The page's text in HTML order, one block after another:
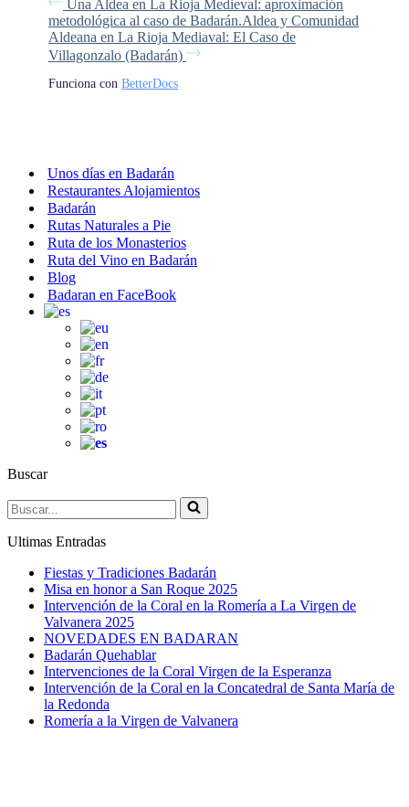
Una Aldea en La Rioja Medieval: aproximación
metodológica al caso de Badarán.Aldea y Comunidad
Aldeana en La Rioja Mediaval: El Caso de
Villagonzalo (Badarán)
Funciona con BetterDocs
Unos días en Badarán
Restaurantes Alojamientos
Badarán
Rutas Naturales a Pie
Ruta de los Monasterios
Ruta del Vino en Badarán
Blog
Badaran en FaceBook
Buscar
Buscar...
Ultimas Entradas
Fiestas y Tradiciones Badarán
Misa en honor a San Roque 2025
Intervención de la Coral en la Romería a La Virgen de
Valvanera 2025
NOVEDADES EN BADARAN
Badarán Quehablar
Intervenciones de la Coral Virgen de la Esperanza
Intervención de la Coral en la Concatedral de Santa María de
la Redonda
Romería a la Virgen de Valvanera